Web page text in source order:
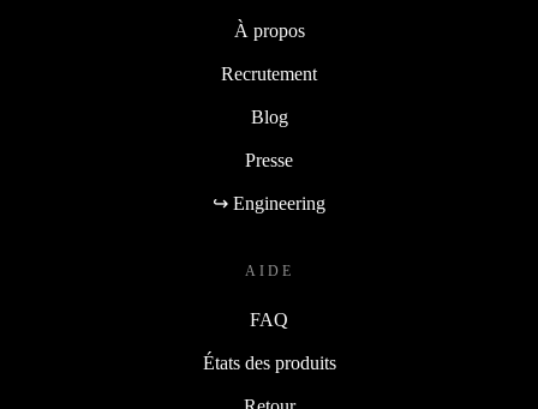
À propos
Recrutement
Blog
Presse
↪ Engineering
AIDE
FAQ
États des produits